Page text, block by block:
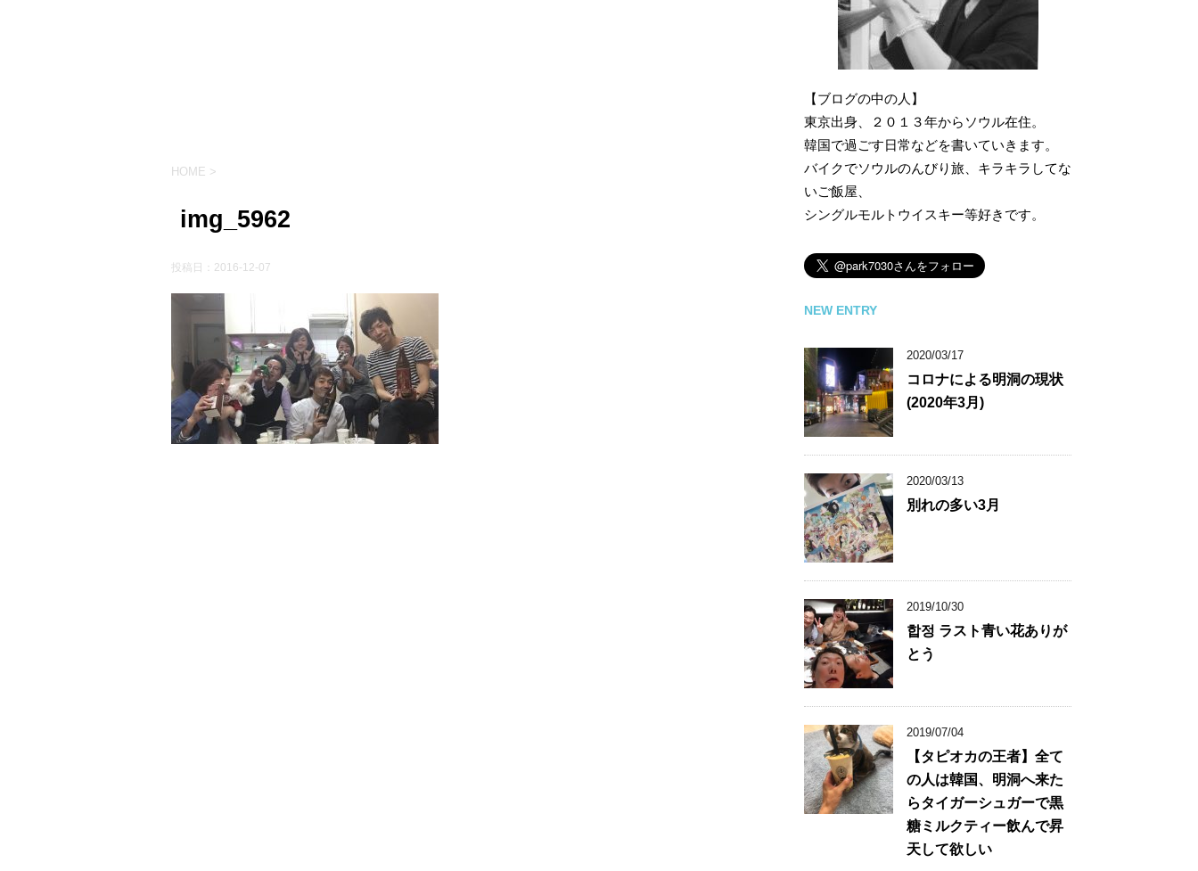
HOME >
img_5962
投稿日： 2016-12-07
【ブログの中の人】
東京出身、２０１３年からソウル在住。
韓国で過ごす日常などを書いていきます。
バイクでソウルのんびり旅、キラキラしてな
いご飯屋、
シングルモルトウイスキー等好きです。
NEW ENTRY
2020/03/17
コロナによる明洞の現状
(2020年3月)
2020/03/13
別れの多い3月
2019/10/30
합정 ラスト青い花ありが
とう
2019/07/04
【タピオカの王者】全て
の人は韓国、明洞へ来た
らタイガーシュガーで黒
糖ミルクティー飲んで昇
天して欲しい